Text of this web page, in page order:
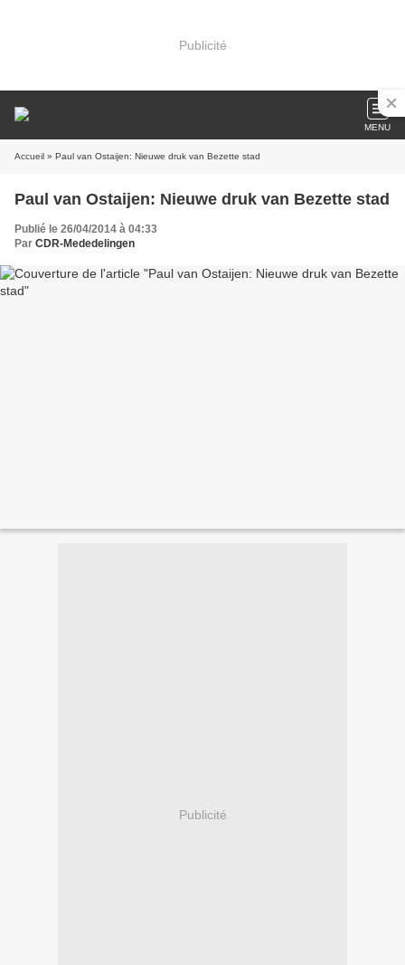
Publicité
MENU
Accueil » Paul van Ostaijen: Nieuwe druk van Bezette stad
Paul van Ostaijen: Nieuwe druk van Bezette stad
Publié le 26/04/2014 à 04:33
Par CDR-Mededelingen
Publicité